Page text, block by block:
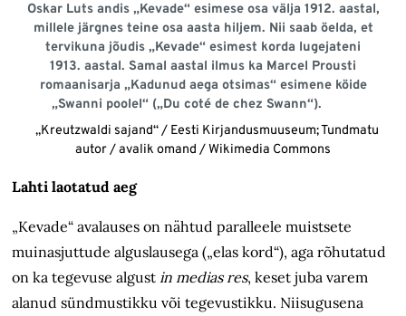
Oskar Luts andis „Kevade“ esimese osa välja 1912. aastal,
millele järgnes teine osa aasta hiljem. Nii saab öelda, et
tervikuna jõudis „Kevade“ esimest korda lugejateni
1913. aastal. Samal aastal ilmus ka Marcel Prousti
romaanisarja „Kadunud aega otsimas“ esimene köide
„Swanni poolel“ („Du coté de chez Swann“).
„Kreutzwaldi sajand“ / Eesti Kirjandusmuuseum; Tundmatu
autor / avalik omand / Wikimedia Commons
Lahti laotatud aeg
„Kevade“ avalauses on nähtud paralleele muistsete
muinasjuttude alguslausega („elas kord“), aga rõhutatud
on ka tegevuse algustin medias res, keset juba varem
alanud sündmustikku või tegevustikku. Niisugusena